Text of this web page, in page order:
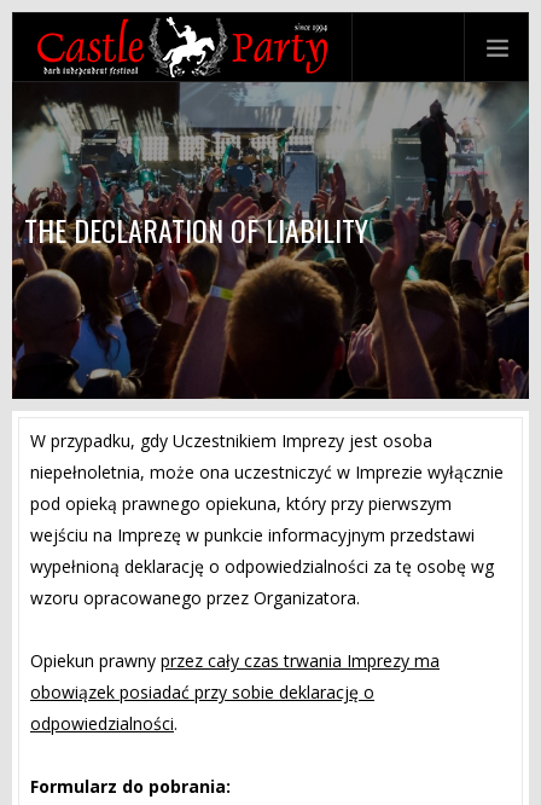
THE DECLARATION OF LIABILITY
W przypadku, gdy Uczestnikiem Imprezy jest osoba
niepełnoletnia, może ona uczestniczyć w Imprezie wyłącznie
pod opieką prawnego opiekuna, który przy pierwszym
wejściu na Imprezę w punkcie informacyjnym przedstawi
wypełnioną deklarację o odpowiedzialności za tę osobę wg
wzoru opracowanego przez Organizatora.
Opiekun prawny przez cały czas trwania Imprezy ma
obowiązek posiadać przy sobie deklarację o
odpowiedzialności.
Formularz do pobrania: